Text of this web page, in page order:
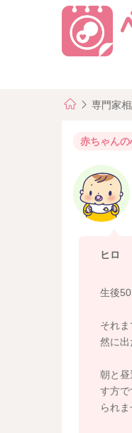
専門家
赤ちゃん
ヒロ
生後
それ
然に出
朝と
す方
られま